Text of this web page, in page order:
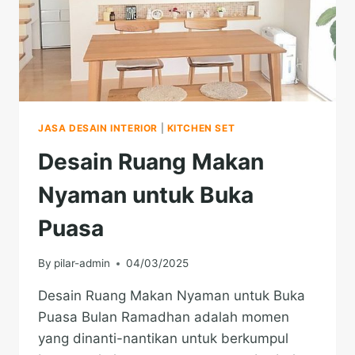
JASA DESAIN INTERIOR KITCHEN SET
Desain Ruang Makan
Nyaman untuk Buka
Puasa
By pilar-admin 04/03/2025
Desain Ruang Makan Nyaman untuk Buka
Puasa Bulan Ramadhan adalah momen
yang dinanti-nantikan untuk berkumpul